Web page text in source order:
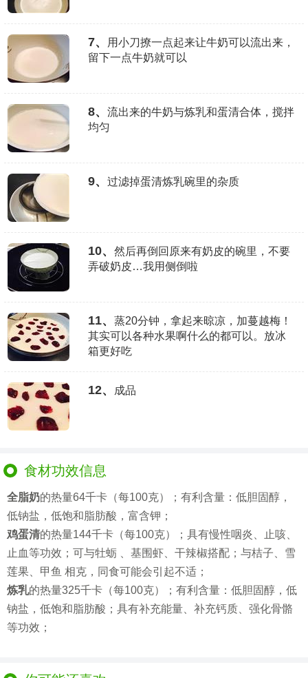
7、
用小刀撩一点起来让牛奶可以流出来，
留下一点牛奶就可以
8、
流出来的牛奶与炼乳和蛋清合体，搅拌
均匀
9、 过滤掉蛋清炼乳碗里的杂质
10、
然后再倒回原来有奶皮的碗里，不要
弄破奶皮…我用侧倒啦
11、
蒸20分钟，拿起来晾凉，加蔓越梅！
其实可以各种水果啊什么的都可以。放冰
箱更好吃
12、 成品
食材功效信息
全脂奶的热量64千卡（每100克）；有利含量：低胆固醇，
低钠盐，低饱和脂肪酸，富含钾；
鸡蛋清的热量144千卡（每100克）；具有慢性咽炎、止咳、
止血等功效；可与牡蛎 、基围虾、干辣椒搭配；与桔子、雪
莲果、甲鱼 相克，同食可能会引起不适；
炼乳的热量325千卡（每100克）；有利含量：低胆固醇，低
钠盐，低饱和脂肪酸；具有补充能量、补充钙质、强化骨骼
等功效；